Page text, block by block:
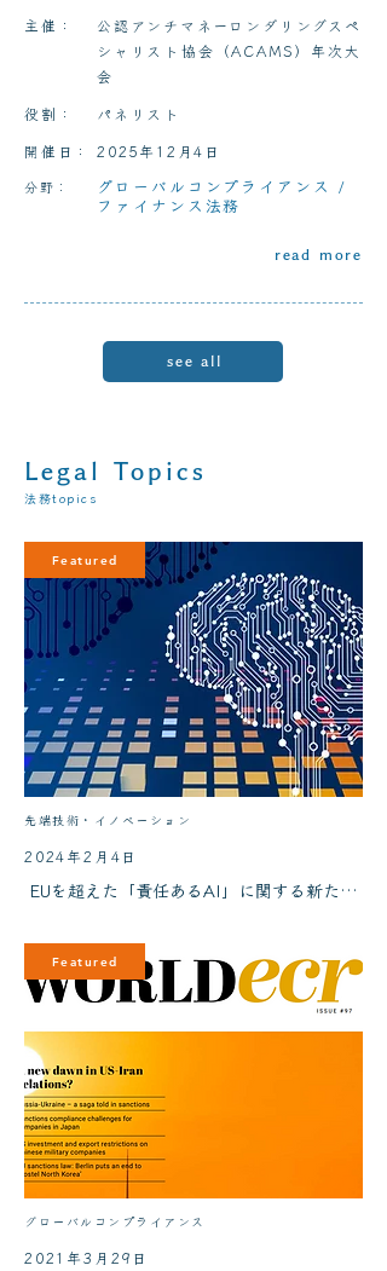
主催：
公認アンチマネーロンダリングスペ
シャリスト協会（ACAMS）年次大
会
役割：
パネリスト
開催日：
2025年12月4日
分野： グローバルコンプライアンス /
ファイナンス法務
read more
see all
Legal Topics
法務topics
2024年2月4日
EUを超えた「責任あるAI」に関する新たな
先端技術・イノベーション
Featured
2021年3月29日
グローバルコンプライアンス
Featured